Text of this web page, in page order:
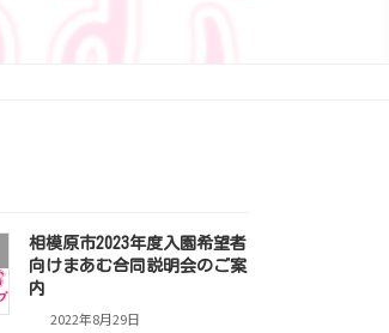
相模原市2023年度入園希望者
向けまあむ合同説明会のご案
内
2022年8月29日